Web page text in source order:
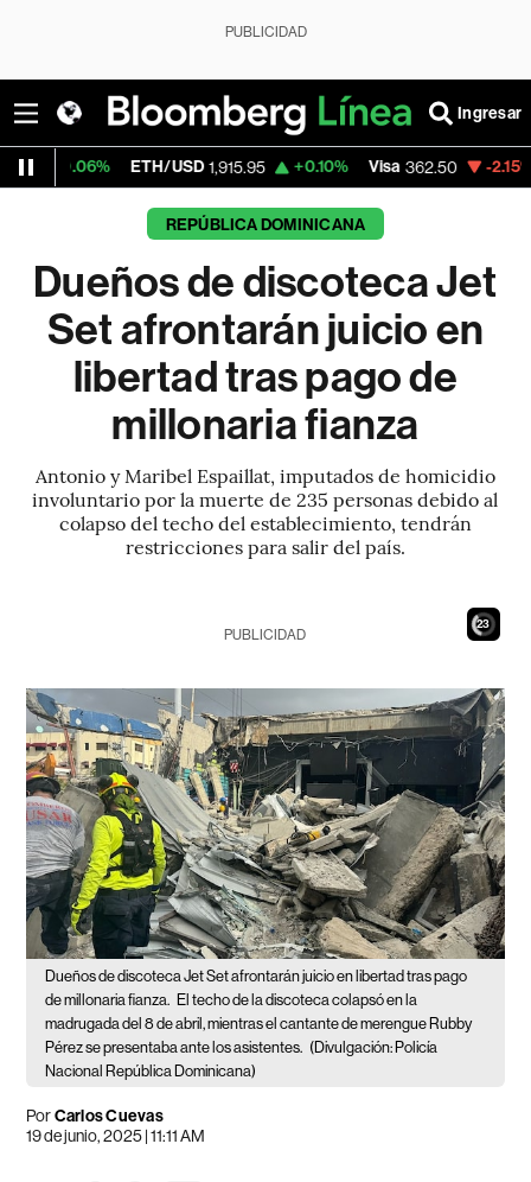
PUBLICIDAD
Ingresar
ETH/USD 1,915.95 +0.10% Visa 362.50 -2.15%
REPÚBLICA DOMINICANA
Dueños de discoteca Jet
Set afrontarán juicio en
libertad tras pago de
millonaria fianza
Antonio y Maribel Espaillat, imputados de homicidio
involuntario por la muerte de 235 personas debido al
colapso del techo del establecimiento, tendrán
restricciones para salir del país.
21
PUBLICIDAD
Dueños de discoteca Jet Set afrontarán juicio en libertad tras pago
de millonaria fianza. El techo de la discoteca colapsó en la
madrugada del 8 de abril, mientras el cantante de merengue Rubby
Pérez se presentaba ante los asistentes. (Divulgación: Policía
Nacional República Dominicana)
PorCarlos Cuevas
19 de junio, 2025 | 11:11 AM